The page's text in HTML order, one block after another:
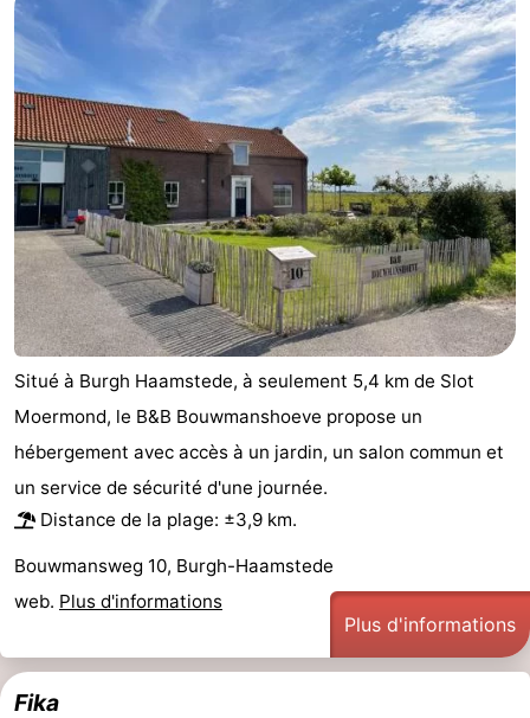
La
Haye
-
Rotterdam
-
Rockanje
Zeeland
Schouwen-
Duiveland
-
Brouwershaven
-
Bruinisse
-
Zierikzee
-
Nature
Oosterschelde
Burgh
-
Kop
van
Schouwen
-
Veere
-
Nature
-
Situé à Burgh Haamstede, à seulement 5,4 km de Slot
Moermond, le B&B Bouwmanshoeve propose un
hébergement avec accès à un jardin, un salon commun et
un service de sécurité d'une journée.
Distance de la plage: ±3,9 km.
Bouwmansweg 10, Burgh-Haamstede
web. Plus d'informations
Plus d'informations
Fika